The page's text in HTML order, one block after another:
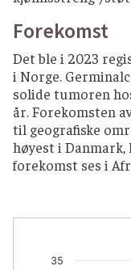
Forekomst
Det ble i 2023
i Norge.
solide tumoren
år. Forekomsten
til geografiske
høyest i Danmark,
forekomst ses i
35